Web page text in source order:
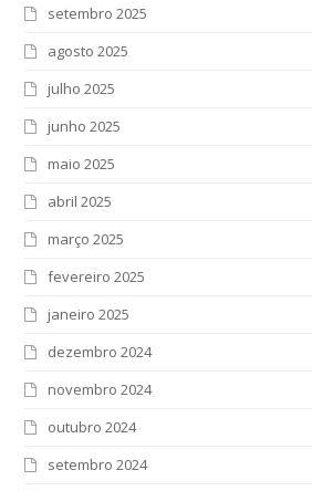
setembro 2025
agosto 2025
julho 2025
junho 2025
maio 2025
abril 2025
março 2025
fevereiro 2025
janeiro 2025
dezembro 2024
novembro 2024
outubro 2024
setembro 2024